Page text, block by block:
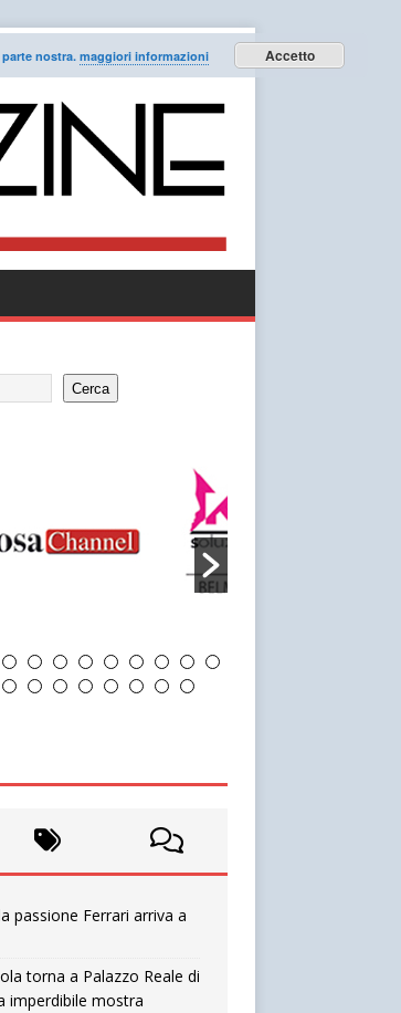
Cerca
passione Ferrari arriva a
torna a Palazzo Reale di
imperdibile mostra
nostra. maggiori informazioni Accetto